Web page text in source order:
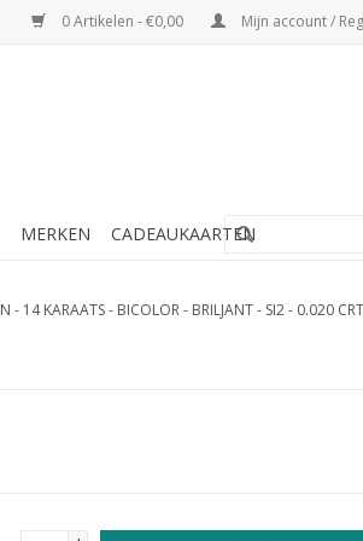
0 Artikelen - €0,00 Mijn account /
MERKEN CADEAUKAARTEN
- 14 KARAATS - BICOLOR - BRILJANT - SI2 - 0.020